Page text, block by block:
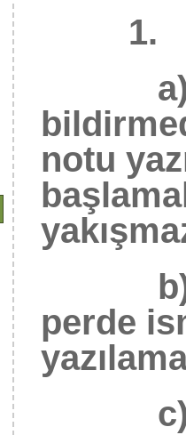
1.
a)
notu
b)
perde
c)